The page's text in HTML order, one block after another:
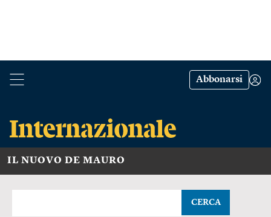
Abbonarsi
IL NUOVO DE MAURO
CERCA